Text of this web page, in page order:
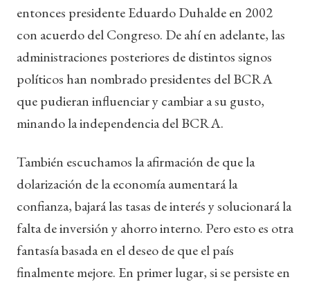
entonces presidente Eduardo Duhalde en 2002
con acuerdo del Congreso. De ahí en adelante, las
administraciones posteriores de distintos signos
políticos han nombrado presidentes del BCRA
que pudieran influenciar y cambiar a su gusto,
minando la independencia del BCRA.
También escuchamos la afirmación de que la
dolarización de la economía aumentará la
confianza, bajará las tasas de interés y solucionará la
falta de inversión y ahorro interno. Pero esto es otra
fantasía basada en el deseo de que el país
finalmente mejore. En primer lugar, si se persiste en